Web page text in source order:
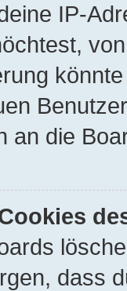
IP-
an die
dass